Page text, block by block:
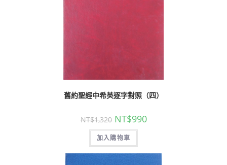
舊約聖經中希英逐字對照（四）
NT$1,320 NT$990
加入購物車